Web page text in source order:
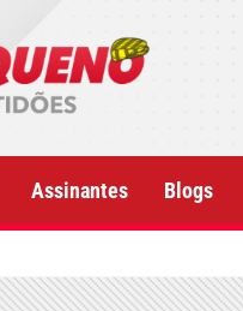
Assinantes Blogs